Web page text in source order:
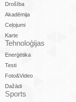
Drošība
Akadēmija
Ceļojumi
Karte
Tehnoloģijas
Enerģētika
Testi
Foto&Video
Dažādi
Sports